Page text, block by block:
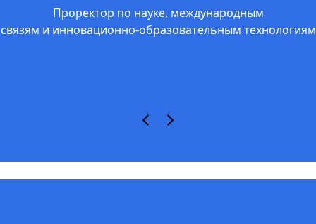
Проректор по науке, международным
связям и инновационно-образовательным технологиям